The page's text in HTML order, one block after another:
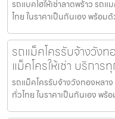
รถแบคโฮให้เช่าลาดพร้าว รถแ
ไทย ในราคาเป็นกันเอง พร้อ
รถแม็คโครรับจ้างวังท
แม็คโครให้เช่า บริกา
รถแม็คโครรับจ้างวังทองหลาง
ทั่วไทย ในราคาเป็นกันเอง พ